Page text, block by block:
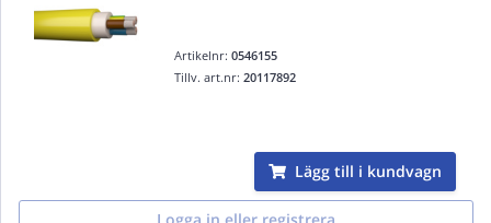
Artikelnr:0546155
Tillv. art.nr:20117892
Lägg till i kundvagn